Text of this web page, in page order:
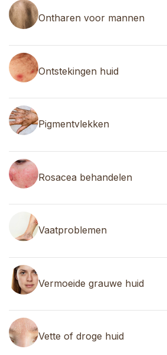
Ontharen voor mannen
Ontstekingen huid
Pigmentvlekken
Rosacea behandelen
Vaatproblemen
Vermoeide grauwe huid
Vette of droge huid